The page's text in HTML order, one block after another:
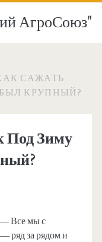
АгроСоюз"
САЖАТЬ
КРУПНЫЙ?
Под Зиму
— Все мы с
ряд за рядом и